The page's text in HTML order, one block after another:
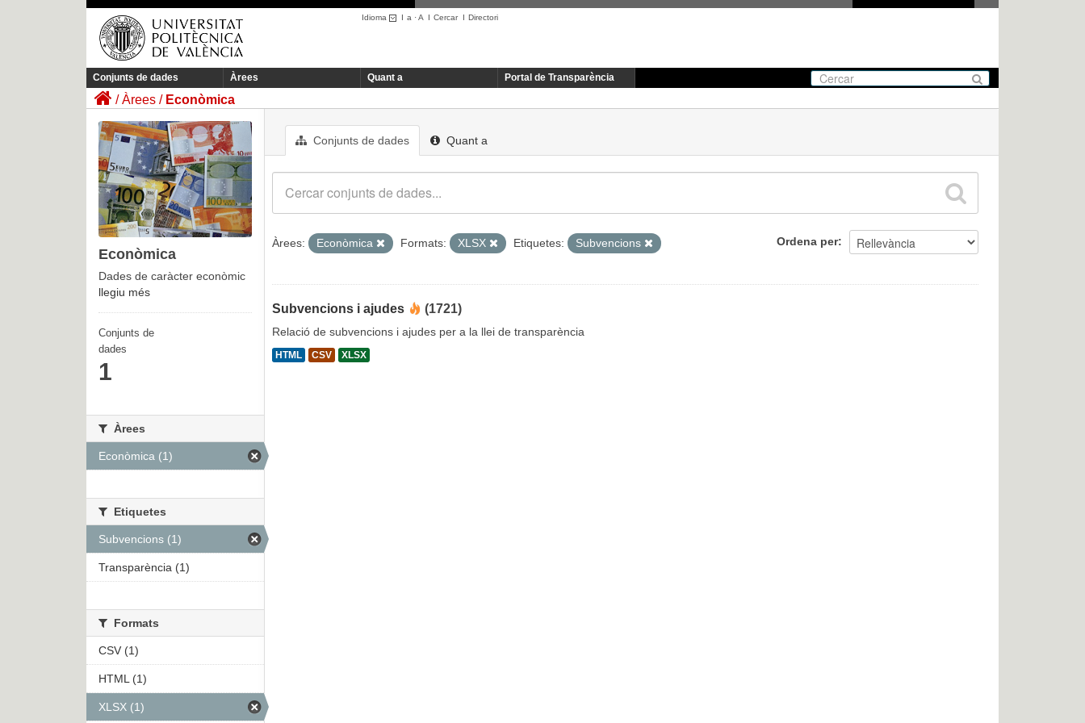
Idioma I a ·A I CercarI Directori
Conjunts de dades Àrees Quant a Portal de Transparència
Àrees Econòmica
Conjunts de dades Quant a
Ordena per
Àrees: Econòmica Formats: XLSX Etiquetes: Subvencions
Subvencions i ajudes (1721)
Relació de subvencions i ajudes per a la llei de transparència
HTML CSV XLSX
Econòmica
Dades de caràcter econòmic
llegiu més
Conjunts de
dades
1
Àrees
Econòmica (1)
Etiquetes
Subvencions (1)
Transparència (1)
Formats
CSV (1)
HTML (1)
XLSX (1)